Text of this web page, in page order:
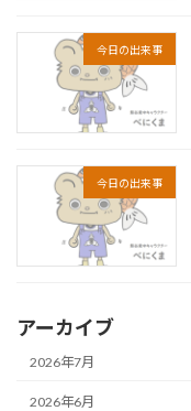
今日の出来事
今日の出来事
アーカイブ
2026年7月
2026年6月